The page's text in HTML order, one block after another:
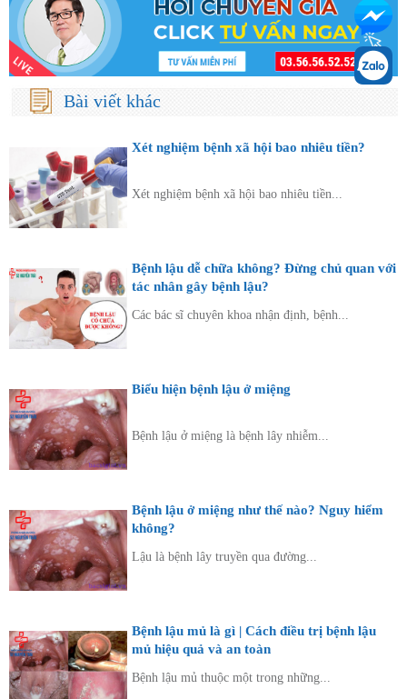
Bài viết khác
Xét nghiệm bệnh xã hội bao nhiêu tiền?
Xét nghiệm bệnh xã hội bao nhiêu tiền...
Bệnh lậu dễ chữa không? Đừng chủ quan với
tác nhân gây bệnh lậu?
Các bác sĩ chuyên khoa nhận định, bệnh...
Biểu hiện bệnh lậu ở miệng
Bệnh lậu ở miệng là bệnh lây nhiễm...
Bệnh lậu ở miệng như thế nào? Nguy hiểm
không?
Lậu là bệnh lây truyền qua đường...
Bệnh lậu mủ là gì | Cách điều trị bệnh lậu
mủ hiệu quả và an toàn
Bệnh lậu mủ thuộc một trong những...